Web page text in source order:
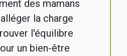
des mamans
la charge
l'équilibre
un bien-être